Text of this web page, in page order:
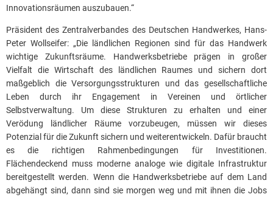
Innovationsräumen auszubauen.“
Präsident des Zentralverbandes des Deutschen Handwerkes, Hans-
Peter Wollseifer: „Die ländlichen Regionen sind für das Handwerk
wichtige Zukunftsräume. Handwerksbetriebe prägen in großer
Vielfalt die Wirtschaft des ländlichen Raumes und sichern dort
maßgeblich die Versorgungsstrukturen und das gesellschaftliche
Leben durch ihr Engagement in Vereinen und örtlicher
Selbstverwaltung. Um diese Strukturen zu erhalten und einer
Verödung ländlicher Räume vorzubeugen, müssen wir dieses
Potenzial für die Zukunft sichern und weiterentwickeln. Dafür braucht
es die richtigen Rahmenbedingungen für Investitionen.
Flächendeckend muss moderne analoge wie digitale Infrastruktur
bereitgestellt werden. Wenn die Handwerksbetriebe auf dem Land
abgehängt sind, dann sind sie morgen weg und mit ihnen die Jobs